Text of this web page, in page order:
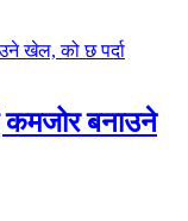
कमजोर बनाउने